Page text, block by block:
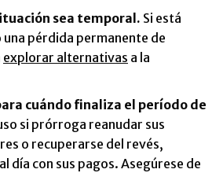
sea temporal. Si está
pérdida permanente de
explorar alternativas a la
cuándo finaliza el período de
si prórroga reanudar sus
o recuperarse del revés,
día con sus pagos. Asegúrese de